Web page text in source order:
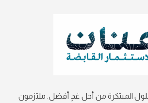
المبتكرة من أجل غدٍ أفضل. ملتزمون